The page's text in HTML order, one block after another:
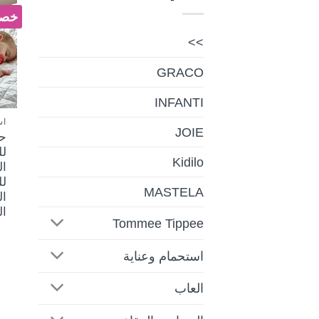
>>
GRACO
INFANTI
JOIE
Kidilo
MASTELA
Tommee Tippee
استحمام وعناية
العاب
خصم